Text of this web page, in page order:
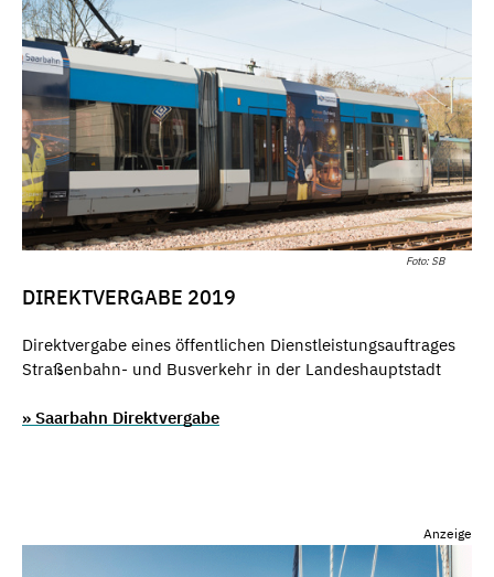
Foto: SB
DIREKTVERGABE 2019
Direktvergabe eines öffentlichen Dienstleistungsauftrages
Straßenbahn- und Busverkehr in der Landeshauptstadt
» Saarbahn Direktvergabe
Anzeige